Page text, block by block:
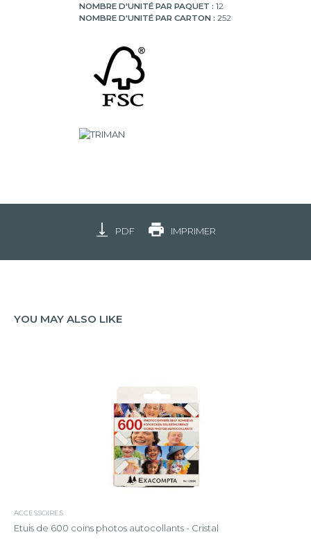
NOMBRE D'UNITÉ PAR PAQUET : 12
NOMBRE D'UNITÉ PAR CARTON : 252
PDF IMPRIMER
YOU MAY ALSO LIKE
ACCESSOIRES
Etuis de 600 coins photos autocollants - Cristal